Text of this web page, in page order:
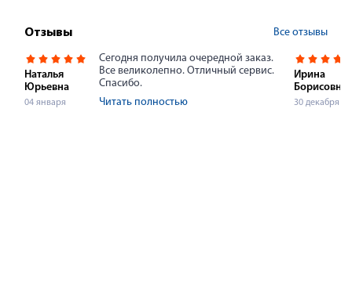
Отзывы Все отзывы
Наталья
Юрьевна
04 января
Сегодня получила очередной заказ.
Все великолепно. Отличный сервис.
Спасибо.
Читать полностью
Ирина
Борисовна
30 декабря